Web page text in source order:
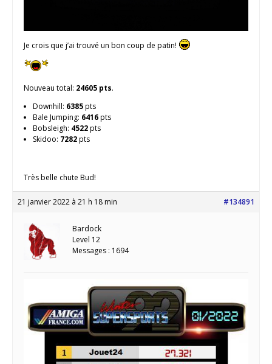
Je crois que j’ai trouvé un bon coup de patin!
Nouveau total: 24605 pts.
Downhill: 6385pts
Bale Jumping: 6416pts
Bobsleigh: 4522pts
Skidoo: 7282pts
Très belle chute Bud!
21 janvier 2022 à 21 h 18 min #134891
Bardock
Level 12
Messages : 1694